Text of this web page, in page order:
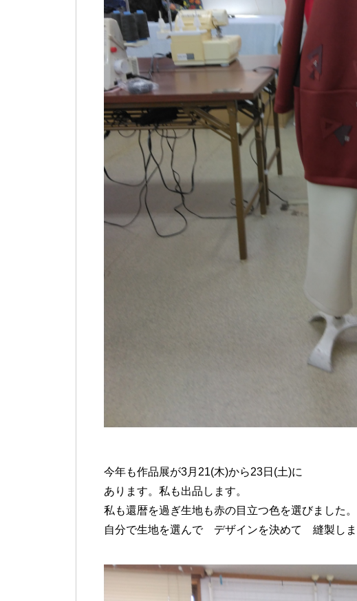
今年も作品展が3月21(木)から23日(土)に
あります。私も出品します。
私も還暦を過ぎ生地も赤の目立つ色を選びました。
自分で生地を選んで デザインを決めて 縫製しま